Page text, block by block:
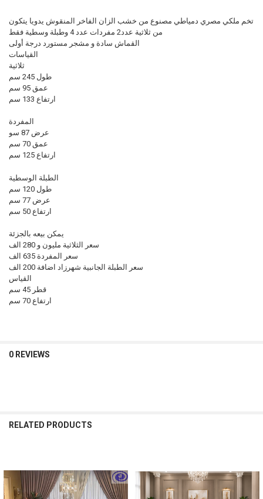
تخم ملكي مصري دمياطي مصنوع من خشب الزان الفاخر المنقوش يدويا يتكون
من ثلاثية عدد2 مفردات عدد 4 وطبلة وسطية فقط
القماش سادة و مشجر مستورد درجة أولى
القياسات
ثلاثية
طول 245 سم
عمق 95 سم
ارتفاع 133 سم
المفردة
عرض 87 سو
عمق 70 سم
ارتفاع 125 سم
الطبلة الوسطية
طول 120 سم
عرض 77 سم
ارتفاع 50 سم
يمكن بيعه بالجزئة
سعر الثلاثية مليون و 280 الف
سعر المفردة 635 الف
سعر الطبلة الجانبية شهرزاد اضافة 200 الف
القياس
قطر 45 سم
ارتفاع 70 سم
0 REVIEWS
RELATED PRODUCTS
Related
Products